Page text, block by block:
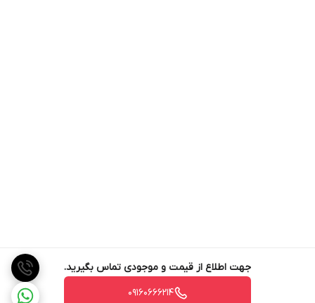
جهت اطلاع از قیمت و موجودی تماس بگیرید.
09160666214